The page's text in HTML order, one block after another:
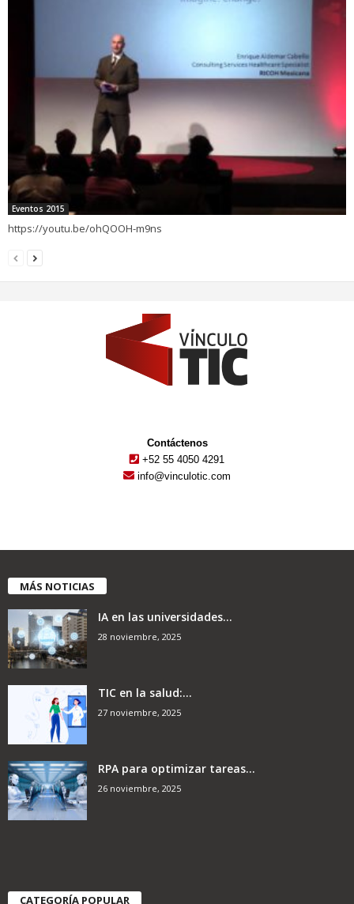
Eventos 2015
https://youtu.be/ohQOOH-m9ns
Contáctenos
+52 55 4050 4291
info@vinculotic.com
MÁS NOTICIAS
IA en las universidades...
28 noviembre, 2025
TIC en la salud:...
27 noviembre, 2025
RPA para optimizar tareas...
26 noviembre, 2025
CATEGORÍA POPULAR